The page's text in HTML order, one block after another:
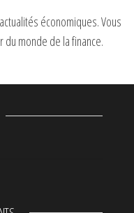
économiques. Vous
monde de la finance.